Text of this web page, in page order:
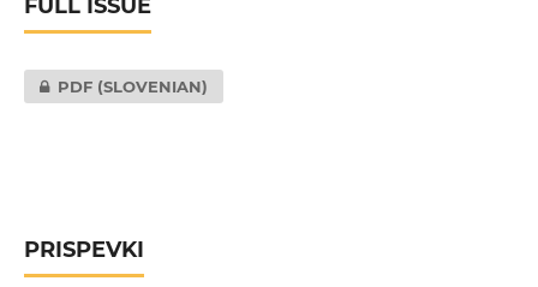
FULL ISSUE
PDF (SLOVENIAN)
PRISPEVKI